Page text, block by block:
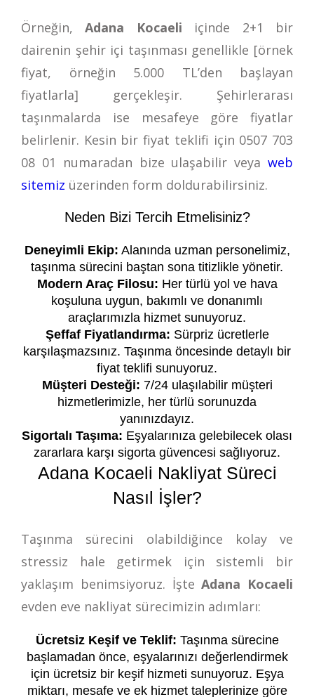
Örneğin,Adana Kocaeli içinde 2+1 bir
dairenin şehir içi taşınması genellikle [örnek
fiyat, örneğin 5.000 TL’den başlayan
fiyatlarla] gerçekleşir. Şehirlerarası
taşınmalarda ise mesafeye göre fiyatlar
belirlenir. Kesin bir fiyat teklifi için 0507 703
08 01
numaradan bize ulaşabilir veyaweb
sitemiz üzerinden form doldurabilirsiniz.
Neden Bizi Tercih Etmelisiniz?
Deneyimli Ekip: Alanında uzman personelimiz,
taşınma sürecini baştan sona titizlikle yönetir.
Modern Araç Filosu: Her türlü yol ve hava
koşuluna uygun, bakımlı ve donanımlı
araçlarımızla hizmet sunuyoruz.
Şeffaf Fiyatlandırma: Sürpriz ücretlerle
karşılaşmazsınız. Taşınma öncesinde detaylı bir
fiyat teklifi sunuyoruz.
Müşteri Desteği: 7/24 ulaşılabilir müşteri
hizmetlerimizle, her türlü sorunuzda
yanınızdayız.
Sigortalı Taşıma: Eşyalarınıza gelebilecek olası
zararlara karşı sigorta güvencesi sağlıyoruz.
Adana Kocaeli Nakliyat Süreci
Nasıl İşler?
Taşınma sürecini olabildiğince kolay ve
stressiz hale getirmek için sistemli bir
yaklaşım benimsiyoruz. İşteAdana Kocaeli
evden eve nakliyat sürecimizin adımları:
Ücretsiz Keşif ve Teklif: Taşınma sürecine
başlamadan önce, eşyalarınızı değerlendirmek
için ücretsiz bir keşif hizmeti sunuyoruz. Eşya
miktarı, mesafe ve ek hizmet taleplerinize göre